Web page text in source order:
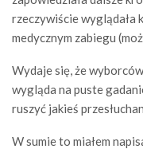
rzeczywiście wyglądała
medycznym zabiegu
Wydaje się, że
wygląda na puste
ruszyć jakieś
W sumie to miałem